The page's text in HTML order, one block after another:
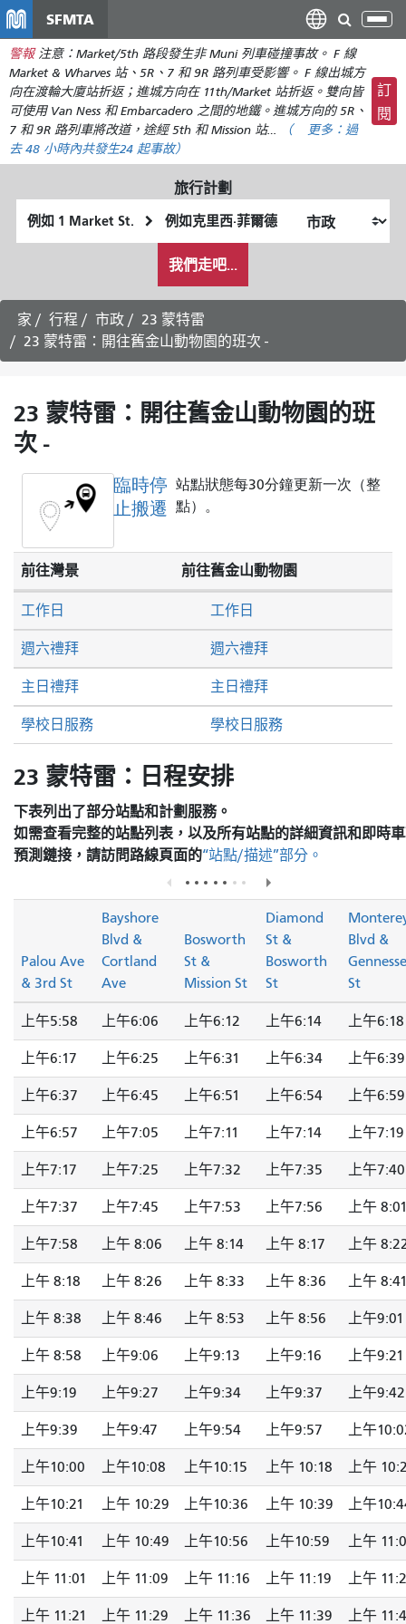
主
要
內
容
SFMTA
切
導
航
警報 注意：Market/5th 路段發生非 Muni 列車碰撞事故。 F 線
Market & Wharves 站、5R、7 和 9R 路列車受影響。 F 線出城方
向在渡輪大廈站折返；進城方向在 11th/Market 站折返。雙向皆
可使用 Van Ness 和 Embarcadero 之間的地鐵。進城方向的 5R、
7 和 9R 路列車將改道，途經 5th 和 Mission 站…
（ 更多： 過
去 48 小時內共發生24 起事故）
訂
閱
旅行計劃
起
始
終
點
我
希
望
的
旅
行
式
我們走吧...
家 行程 市政
23 蒙特雷
23 蒙特雷：開往舊金山動物園的班次 -
23 蒙特雷：開往舊金山動物園的班
次 -
臨時停
止搬遷
站點狀態每30分鐘更新一次（整
點）。
前往灣景 前往舊金山動物園
週六禮拜 週六禮拜
主日禮拜 主日禮拜
工作日 工作日
學校日服務 學校日服務
23 蒙特雷：日程安排
下表列出了部分站點和計劃服務。
如需查看完整的站點列表，以及所有站點的詳細資訊和即時
預測鏈接，請訪問路線頁面的“站點/描述”部分。
Palou Ave
& 3rd St
Bayshore
Blvd &
Cortland
Ave
Bosworth
St &
Mission St
Diamond
St &
Bosworth
St
Blvd &
St
上午5:58 上午6:06 上午6:12 上午6:14 上午6:18
上午6:17 上午6:25 上午6:31 上午6:34 上午6:39
上午6:37 上午6:45 上午6:51 上午6:54 上午6:59
上午6:57 上午7:05 上午7:11 上午7:14 上午7:19
上午7:17 上午7:25 上午7:32 上午7:35 上午7:40
上午7:37 上午7:45 上午7:53 上午7:56 上午
上午7:58 上午 8:06 上午 8:14 上午 8:17 上午
上午 8:18 上午 8:26 上午 8:33 上午 8:36 上午
上午 8:38 上午 8:46 上午 8:53 上午 8:56 上午9:01
上午 8:58 上午9:06 上午9:13 上午9:16 上午9:21
上午9:19 上午9:27 上午9:34 上午9:37 上午9:42
上午9:39 上午9:47 上午9:54 上午9:57 上午
上午10:00 上午10:08 上午10:15 上午 10:18 上午
上午10:21 上午 10:29 上午10:36 上午 10:39 上午
上午10:41 上午 10:49 上午10:56 上午10:59 上午
上午 11:01 上午 11:09 上午 11:16 上午 11:19 上午
上午 11:21 上午 11:29 上午 11:36 上午 11:39 上午